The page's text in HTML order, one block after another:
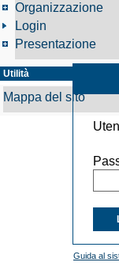
Organizzazione
Login
Presentazione
Utilità
Mappa del sito
Guida al